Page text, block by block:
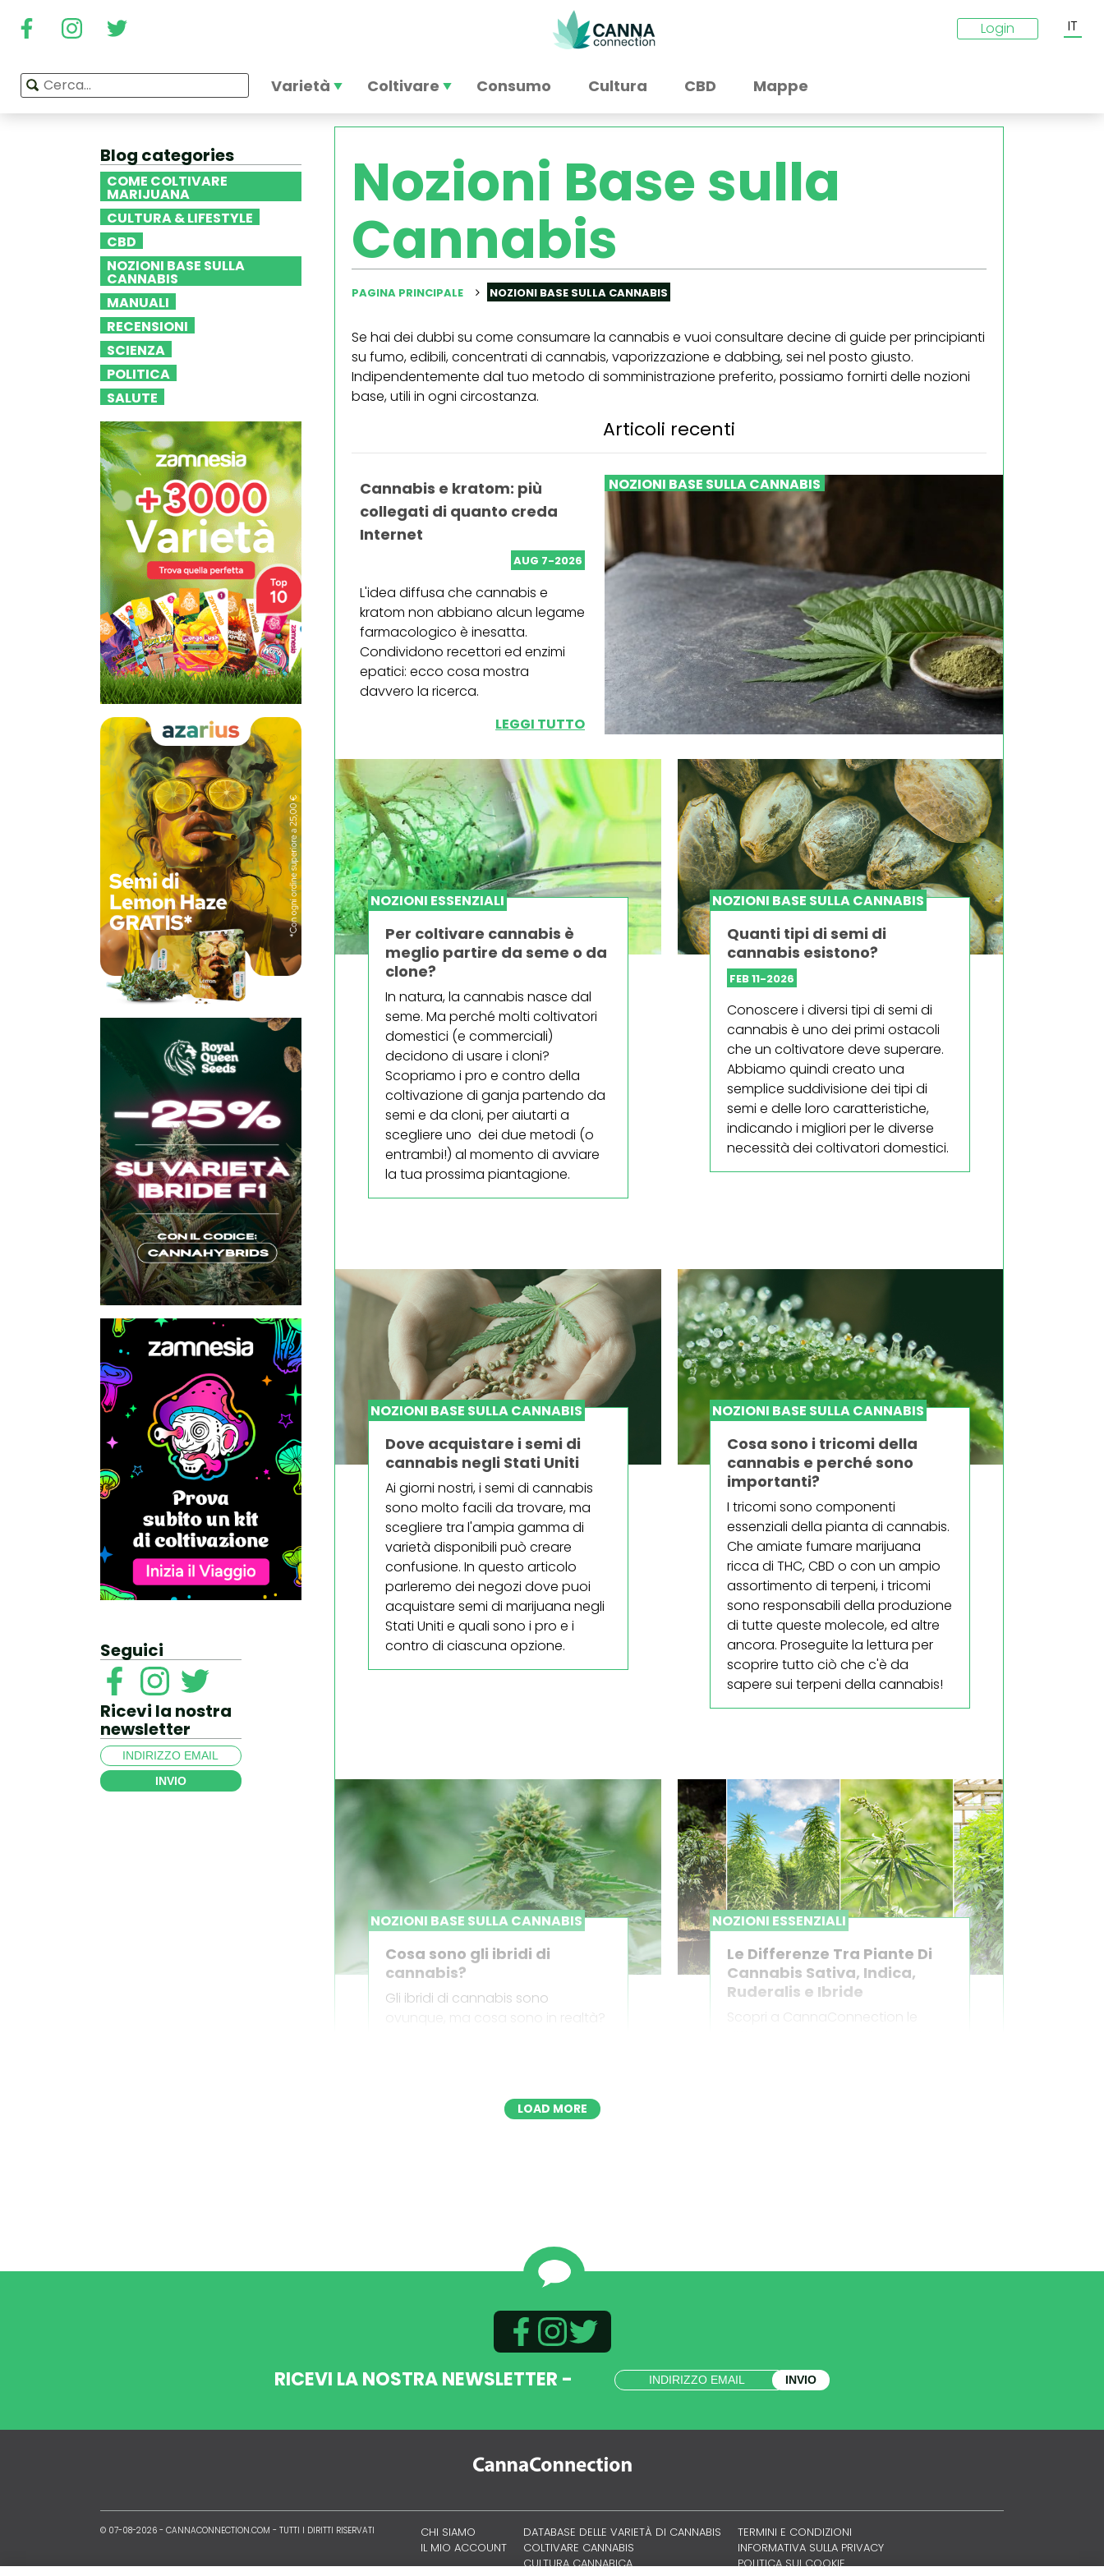
Login IT
Varietà Coltivare Consumo Cultura CBD Mappe
Blog categories
COME COLTIVARE
MARIJUANA
CULTURA & LIFESTYLE
CBD
NOZIONI BASE SULLA
CANNABIS
MANUALI
RECENSIONI
SCIENZA
POLITICA
SALUTE
Seguici
Ricevi la nostra
newsletter
INVIO
Nozioni Base sulla
Cannabis
PAGINA PRINCIPALE NOZIONI BASE SULLA CANNABIS
Se hai dei dubbi su come consumare la cannabis e vuoi consultare decine di guide per principianti
su fumo, edibili, concentrati di cannabis, vaporizzazione e dabbing, sei nel posto giusto.
Indipendentemente dal tuo metodo di somministrazione preferito, possiamo fornirti delle nozioni
base, utili in ogni circostanza.
Articoli recenti
NOZIONI BASE SULLA CANNABIS
Cannabis e kratom: più
collegati di quanto creda
Internet
AUG 7-2026
L'idea diffusa che cannabis e
kratom non abbiano alcun legame
farmacologico è inesatta.
Condividono recettori ed enzimi
epatici: ecco cosa mostra
davvero la ricerca.
LEGGI TUTTO
NOZIONI ESSENZIALI
Per coltivare cannabis è
meglio partire da seme o da
clone?
In natura, la cannabis nasce dal
seme. Ma perché molti coltivatori
domestici (e commerciali)
decidono di usare i cloni?
Scopriamo i pro e contro della
coltivazione di ganja partendo da
semi e da cloni, per aiutarti a
scegliere uno dei due metodi (o
entrambi!) al momento di avviare
la tua prossima piantagione.
NOZIONI BASE SULLA CANNABIS
Quanti tipi di semi di
cannabis esistono?
FEB 11-2026
Conoscere i diversi tipi di semi di
cannabis è uno dei primi ostacoli
che un coltivatore deve superare.
Abbiamo quindi creato una
semplice suddivisione dei tipi di
semi e delle loro caratteristiche,
indicando i migliori per le diverse
necessità dei coltivatori domestici.
NOZIONI BASE SULLA CANNABIS
Dove acquistare i semi di
cannabis negli Stati Uniti
Ai giorni nostri, i semi di cannabis
sono molto facili da trovare, ma
scegliere tra l'ampia gamma di
varietà disponibili può creare
confusione. In questo articolo
parleremo dei negozi dove puoi
acquistare semi di marijuana negli
Stati Uniti e quali sono i pro e i
contro di ciascuna opzione.
NOZIONI BASE SULLA CANNABIS
Cosa sono i tricomi della
cannabis e perché sono
importanti?
I tricomi sono componenti
essenziali della pianta di cannabis.
Che amiate fumare marijuana
ricca di THC, CBD o con un ampio
assortimento di terpeni, i tricomi
sono responsabili della produzione
di tutte queste molecole, ed altre
ancora. Proseguite la lettura per
scoprire tutto ciò che c'è da
sapere sui terpeni della cannabis!
NOZIONI BASE SULLA CANNABIS
Cosa sono gli ibridi di
cannabis?
Gli ibridi di cannabis sono
ovunque, ma cosa sono in realtà?
domande per acquistare e
coltivare cannabis in tutta
NOZIONI ESSENZIALI
Le Differenze Tra Piante Di
Cannabis Sativa, Indica,
Ruderalis e Ibride
Scopri a CannaConnection le
LOAD MORE
RICEVI LA NOSTRA NEWSLETTER - INVIO
© 07-08-2026 - CANNACONNECTION.COM - TUTTI I DIRITTI RISERVATI
CHI SIAMO
IL MIO ACCOUNT
DATABASE DELLE VARIETÀ DI CANNABIS
COLTIVARE CANNABIS
CULTURA CANNABICA
TERMINI E CONDIZIONI
INFORMATIVA SULLA PRIVACY
POLITICA SUI COOKIE